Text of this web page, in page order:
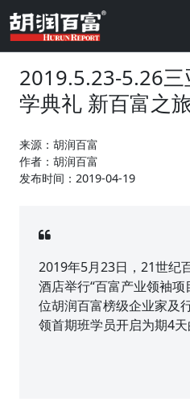
2019.5.23-5.26
学典礼 新百富之
来源：胡润百富
作者：胡润百富
发布时间：2019-04-19
2019年5月23日，21世纪
酒店举行“百富产业领袖
位胡润百富榜级企业家及
领首期班学员开启为期4天